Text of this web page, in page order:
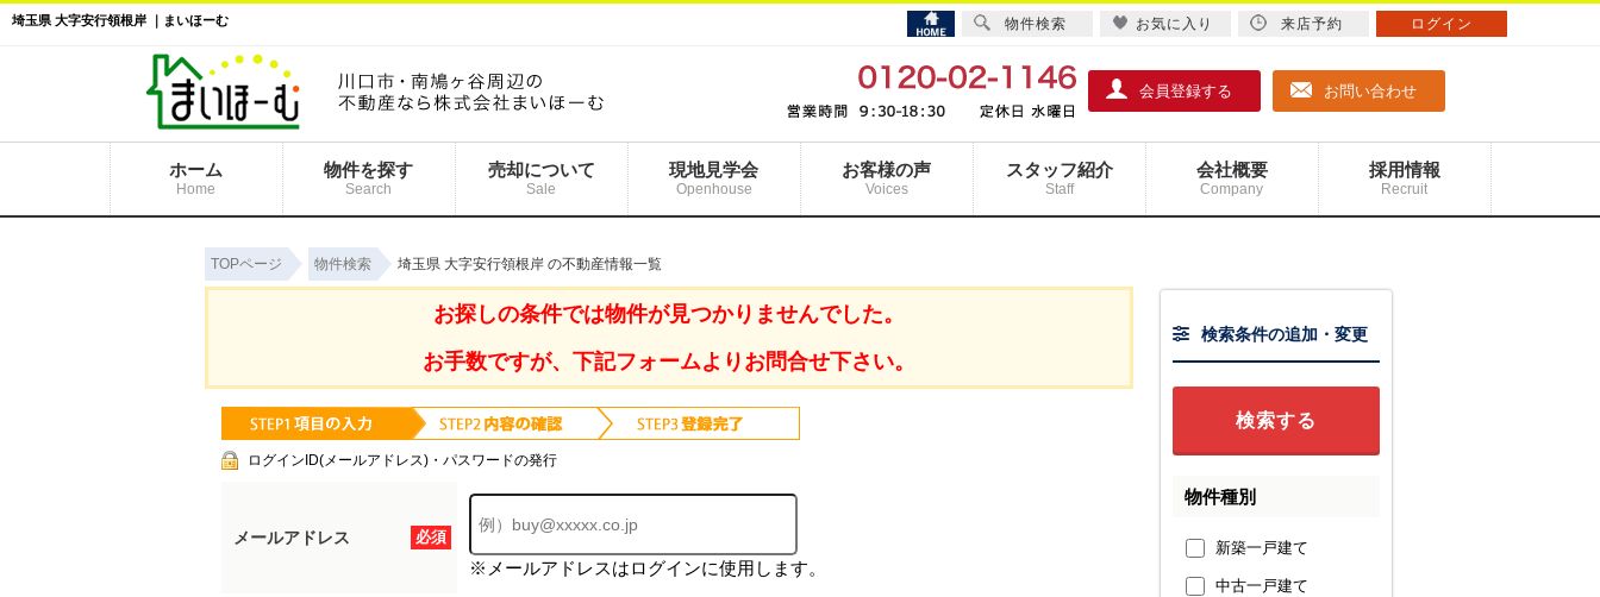
埼玉県 大字安行領根岸 ｜まいほーむ
会員登録する お問い合わせ
ホーム
Home
物件を探す
Search
売却について
Sale
現地見学会
Openhouse
お客様の声
Voices
スタッフ紹介
Staff
会社概要
Company
採用情報
Recruit
TOPページ 物件検索 埼玉県 大字安行領根岸 の不動産情報一覧
お探しの条件では物件が見つかりませんでした。
お手数ですが、下記フォームよりお問合せ下さい。
ログインID(メールアドレス)・パスワードの発行
必須
メールアドレス
※メールアドレスはログインに使用します。
検索条件の追加・変更
物件種別
新築一戸建て
中古一戸建て
物件検索 お気に入り 来店予約 ログイン